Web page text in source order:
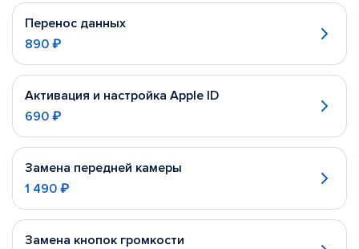
Перенос данных
890 ₽
Активация и настройка Apple ID
690 ₽
Замена передней камеры
1 490 ₽
Замена кнопок громкости